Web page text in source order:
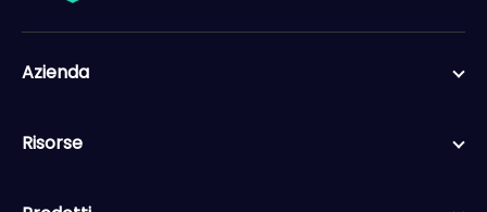
Azienda
Risorse